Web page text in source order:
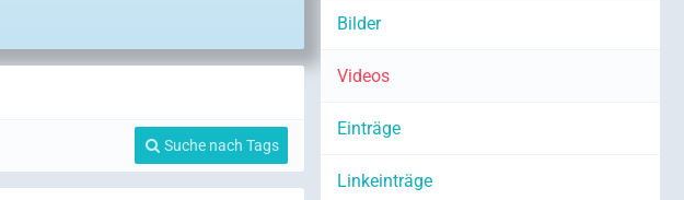
Suche nach Tags
Bilder
Videos
Einträge
Linkeinträge